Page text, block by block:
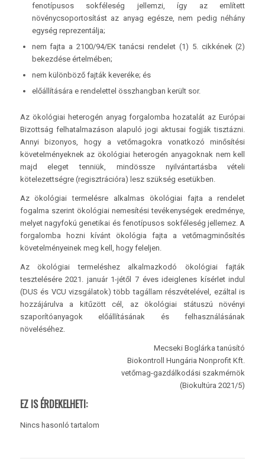
fenotípusos sokféleség jellemzi, így az említett
növénycsoportosítást az anyag egésze, nem pedig néhány
egység reprezentálja;
nem fajta a 2100/94/EK tanácsi rendelet (1) 5. cikkének (2)
bekezdése értelmében;
nem különböző fajták keveréke; és
előállítására e rendelettel összhangban került sor.
Az ökológiai heterogén anyag forgalomba hozatalát az Európai
Bizottság felhatalmazáson alapuló jogi aktusai fogják tisztázni.
Annyi bizonyos, hogy a vetőmagokra vonatkozó minősítési
követelményeknek az ökológiai heterogén anyagoknak nem kell
majd eleget tenniük, mindössze nyilvántartásba vételi
kötelezettségre (regisztrációra) lesz szükség esetükben.
Az ökológiai termelésre alkalmas ökológiai fajta a rendelet
fogalma szerint ökológiai nemesítési tevékenységek eredménye,
melyet nagyfokú genetikai és fenotípusos sokféleség jellemez. A
forgalomba hozni kívánt ökológia fajta a vetőmagminősítés
követelményeinek meg kell, hogy feleljen.
Az ökológiai termeléshez alkalmazkodó ökológiai fajták
tesztelésére 2021. január 1-jétől 7 éves ideiglenes kísérlet indul
(DUS és VCU vizsgálatok) több tagállam részvételével, ezáltal is
hozzájárulva a kitűzött cél, az ökológiai státuszú növényi
szaporítóanyagok előállításának és felhasználásának
növeléséhez.
Mecseki Boglárka tanúsító
Biokontroll Hungária Nonprofit Kft.
vetőmag-gazdálkodási szakmérnök
(Biokultúra 2021/5)
EZ IS ÉRDEKELHETI:
Nincs hasonló tartalom